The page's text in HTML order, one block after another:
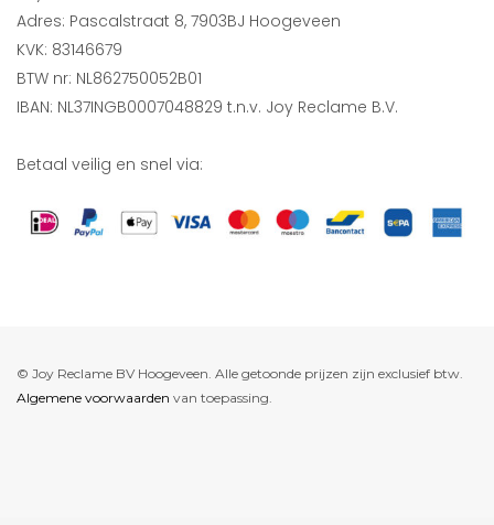
Adres: Pascalstraat 8, 7903BJ Hoogeveen
KVK: 83146679
BTW nr: NL862750052B01
IBAN: NL37INGB0007048829 t.n.v. Joy Reclame B.V.
Betaal veilig en snel via:
© Joy Reclame BV Hoogeveen. Alle getoonde prijzen zijn exclusief btw.
Algemene voorwaarden van toepassing.